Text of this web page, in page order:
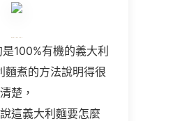
100%有機的義大利
麵煮的方法說明得很
清楚，
這義大利麵要怎麼